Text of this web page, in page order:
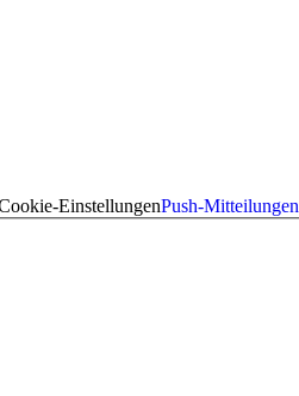
EinstellungenPush-Mitteilungen